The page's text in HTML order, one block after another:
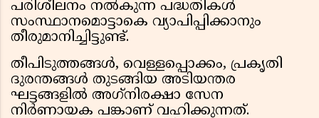
പരിശീലനം നൽകുന്ന പദ്ധതികൾ
സംസ്ഥാനമൊട്ടാകെ വ്യാപിപ്പിക്കാനും
തീരുമാനിച്ചിട്ടുണ്ട്.
തീപിടുത്തങ്ങള്‍, വെള്ളപ്പൊക്കം, പ്രകൃതി
ദുരന്തങ്ങള്‍ തുടങ്ങിയ അടിയന്തര
ഘട്ടങ്ങളില്‍ അഗ്‌നിരക്ഷാ സേന
നിര്‍ണായക പങ്കാണ് വഹിക്കുന്നത്.